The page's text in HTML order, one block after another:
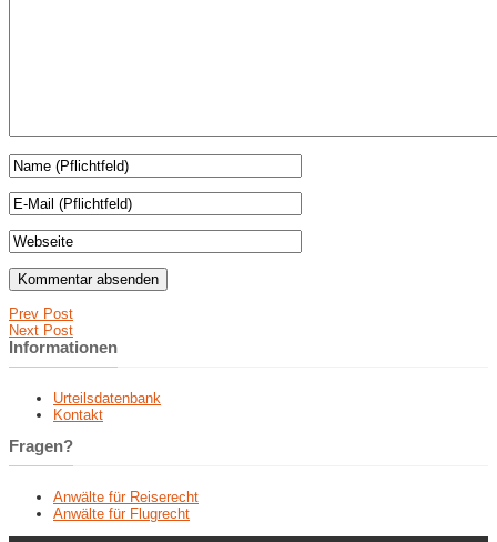
Prev Post
Next Post
Informationen
Urteilsdatenbank
Kontakt
Fragen?
Anwälte für Reiserecht
Anwälte für Flugrecht